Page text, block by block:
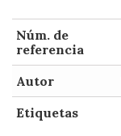
Núm. de
referencia
Autor
Etiquetas